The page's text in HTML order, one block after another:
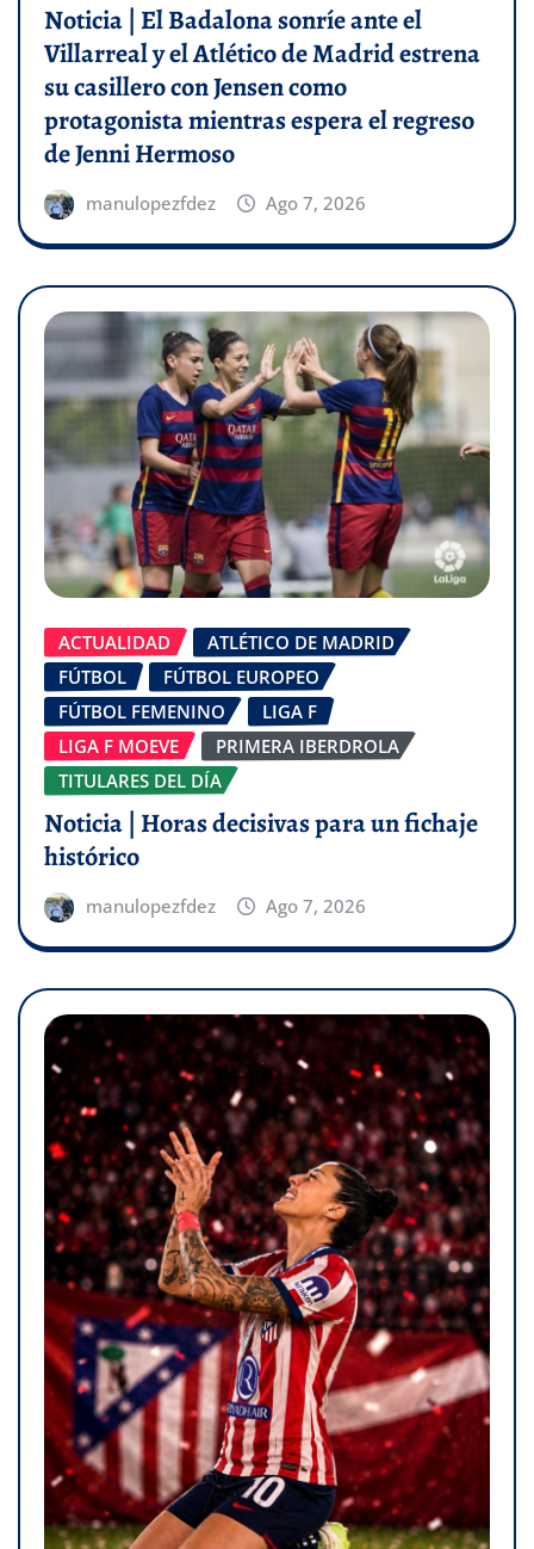
Noticia | El Badalona sonríe ante el
Villarreal y el Atlético de Madrid estrena
su casillero con Jensen como
protagonista mientras espera el regreso
de Jenni Hermoso
manulopezfdez Ago 7, 2026
ACTUALIDAD
ATLÉTICO DE MADRID
FÚTBOL
FÚTBOL EUROPEO
FÚTBOL FEMENINO
LIGA F
LIGA F MOEVE
PRIMERA IBERDROLA
TITULARES DEL DÍA
Noticia | Horas decisivas para un fichaje
histórico
manulopezfdez Ago 7, 2026